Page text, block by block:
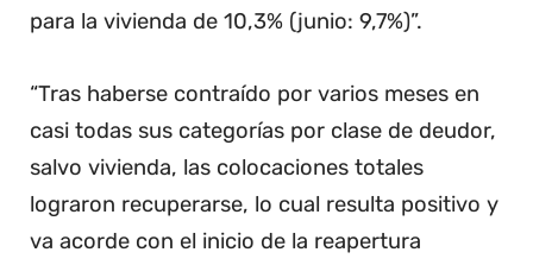
para la vivienda de 10,3% (junio: 9,7%)”.
“Tras haberse contraído por varios meses en
casi todas sus categorías por clase de deudor,
salvo vivienda, las colocaciones totales
lograron recuperarse, lo cual resulta positivo y
va acorde con el inicio de la reapertura